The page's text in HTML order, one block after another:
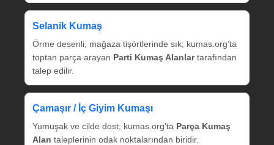
Selanik Kumaş
Örme desenli, mağaza tişörtlerinde sık; kumas.org’ta
toptan parça arayan Parti Kumaş Alanlartarafından
talep edilir.
Çamaşır / İç Giyim Kumaşı
Yumuşak ve cilde dost; kumas.org’ta Parça Kumaş
Alan taleplerinin odak noktalarından biridir.